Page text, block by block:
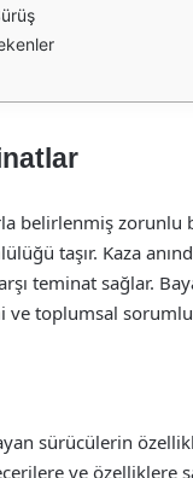
belirlenmiş
taşır. Kaza
teminat sağlar.
toplumsal
sürücülerin
ve